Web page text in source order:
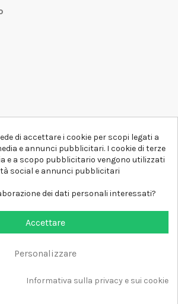
trasmettano anche un messaggio importante.
una t-shirt unica e di tendenza, di una felpa
di un accessorio esclusivo,D-SHIRTha
di accettare i cookie per scopi legati a
e annunci pubblicitari. I cookie di terze
e a scopo pubblicitario vengono utilizzati
social e annunci pubblicitari
dei dati personali interessati?
Accettare
Personalizzare
Informativa sulla privacy e sui cookie